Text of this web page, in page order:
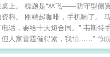
上。 標题是“林飞——防守型侧
料。 刚端起咖啡，手机响了。
话，要给十天短合同。” 韦斯特
但人家雷霆催得紧，我怕……” “知